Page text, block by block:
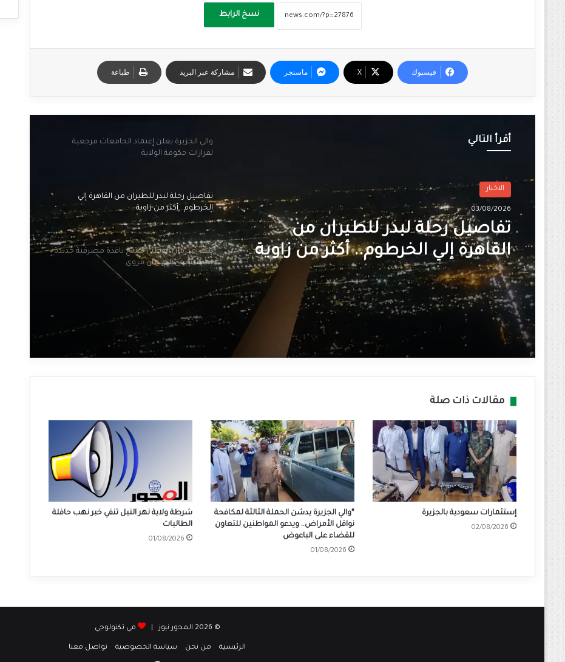
نسخ الرابط
فيسبوك ‫X ماسنجر مشاركة عبر البريد طباعة
أقرأ التالي
الاخبار
03/08/2026
تفاصيل رحلة لبدر للطيران من
القاهرة إلي الخرطوم.. أكثر من زاوية
والي الجزيرة يعلن إعتماد الجامعات مرجعية
لقرارات حكومة الولاية
تفاصيل رحلة لبدر للطيران من القاهرة إلي
الخرطوم.. أكثر من زاوية
بنك أمدرمان الوطني يفتتح نافذة مصرفية جديدة
بمستشفى الضمان مروي
مقالات ذات صلة
إستثمارات سعودية بالجزيرة
02/08/2026
*والي الجزيرة يدشن الحملة الثالثة لمكافحة
نواقل الأمراض.. ويدعو المواطنين للتعاون
للقضاء على الباعوض
01/08/2026
شرطة ولاية نهر النيل تنفي خبر نهب حافلة
الطالبات
01/08/2026
© 2026 المحور نيوز | مي تكنولوجي
الرئيسية من نحن سياسة الخصوصية تواصل معنا